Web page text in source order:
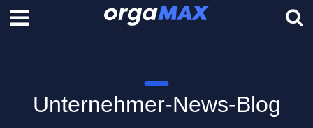
Unternehmer-News-Blog